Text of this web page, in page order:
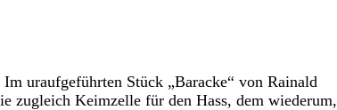
uraufgeführten Stück „Baracke“ von Rainald
zugleich Keimzelle für den Hass, dem wiederum,